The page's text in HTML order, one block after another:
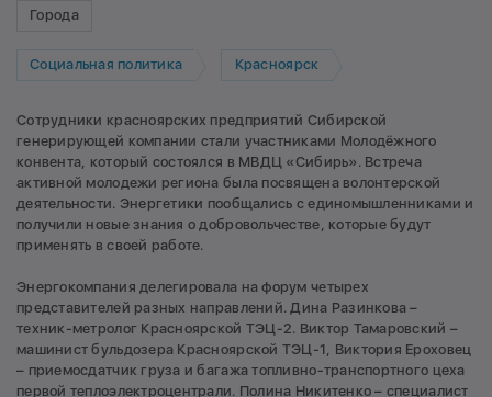
Города
Социальная политика Красноярск
Сотрудники красноярских предприятий Сибирской
генерирующей компании стали участниками Молодёжного
конвента, который состоялся в МВДЦ «Сибирь». Встреча
активной молодежи региона была посвящена волонтерской
деятельности. Энергетики пообщались с единомышленниками и
получили новые знания о добровольчестве, которые будут
применять в своей работе.
Энергокомпания делегировала на форум четырех
представителей разных направлений. Дина Разинкова –
техник-метролог Красноярской ТЭЦ-2. Виктор Тамаровский –
машинист бульдозера Красноярской ТЭЦ-1, Виктория Ероховец
– приемосдатчик груза и багажа топливно-транспортного цеха
первой теплоэлектроцентрали. Полина Никитенко – специалист